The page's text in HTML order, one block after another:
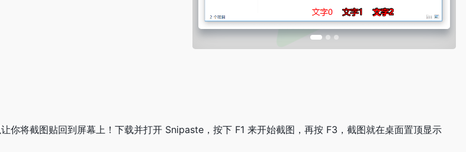
你将截图贴回到屏幕上！下载并打开 Snipaste，按下 F1 来开始截图，再按 F3，截图就在桌面置顶显示